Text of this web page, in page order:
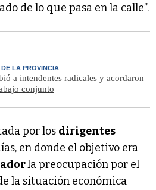
de lo que pasa en la calle”.
LA PROVINCIA
a intendentes radicales y acordaron
conjunto
por los dirigentes
en donde el objetivo era
la preocupación por el
la situación económica